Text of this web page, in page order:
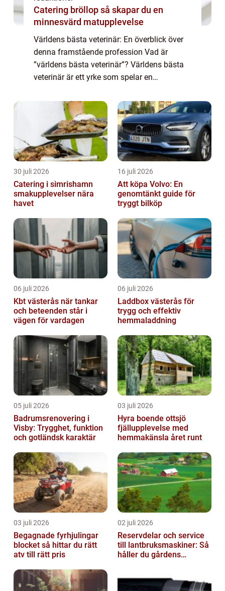
Catering bröllop så skapar du en
minnesvärd matupplevelse
Världens bästa veterinär: En överblick över
denna framstående profession Vad är
”världens bästa veterinär”? Världens bästa
veterinär är ett yrke som spelar en
välbefinnande. Dessa specialister är
utbildad...
30 juli 2026
Catering i simrishamn
smakupplevelser nära
havet
16 juli 2026
Att köpa Volvo: En
genomtänkt guide för
tryggt bilköp
06 juli 2026
Kbt västerås när tankar
och beteenden står i
vägen för vardagen
06 juli 2026
Laddbox västerås för
trygg och effektiv
hemmaladdning
05 juli 2026
Badrumsrenovering i
Visby: Trygghet, funktion
och gotländsk karaktär
03 juli 2026
Hyra boende ottsjö
fjällupplevelse med
hemmakänsla året runt
03 juli 2026
Begagnade fyrhjulingar
blocket så hittar du rätt
atv till rätt pris
02 juli 2026
Reservdelar och service
till lantbruksmaskiner: Så
håller du gårdens